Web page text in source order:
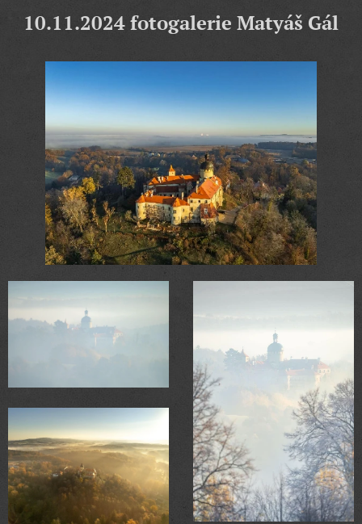
10.11.2024 fotogalerie Matyáš Gál